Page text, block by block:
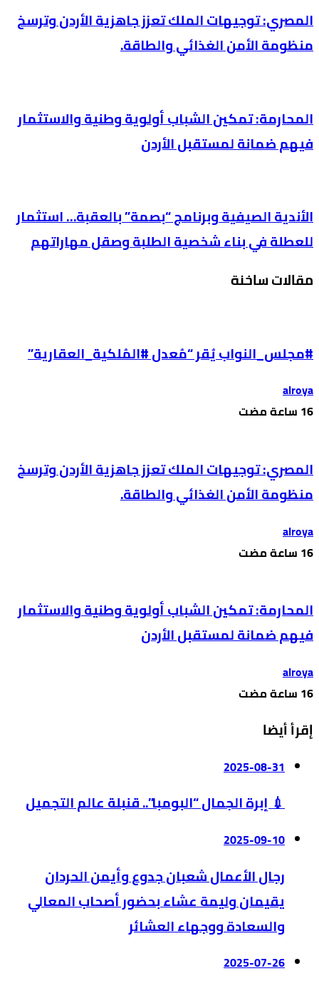
المصري: توجيهات الملك تعزز جاهزية الأردن وترسخ
منظومة الأمن الغذائي والطاقة.
المحارمة: تمكين الشباب أولوية وطنية والاستثمار
فيهم ضمانة لمستقبل الأردن
الأندية الصيفية وبرنامج “بصمة” بالعقبة… استثمار
للعطلة في بناء شخصية الطلبة وصقل مهاراتهم
مقالات ساخنة
#مجلس_النواب يُقر “مُعدل #المُلكية_العقارية”
alroya
المصري: توجيهات الملك تعزز جاهزية الأردن وترسخ
منظومة الأمن الغذائي والطاقة.
alroya
المحارمة: تمكين الشباب أولوية وطنية والاستثمار
فيهم ضمانة لمستقبل الأردن
alroya
إقرأ أيضا
2025-08-31
💉 إبرة الجمال “البومبا”.. قنبلة عالم التجميل
2025-09-10
رجال الأعمال شعبان جدوع وأيمن الحردان
يقيمان وليمة عشاء بحضور أصحاب المعالي
والسعادة ووجهاء العشائر
2025-07-26